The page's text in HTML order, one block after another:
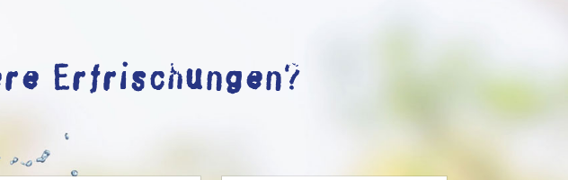
Erfrischungen?